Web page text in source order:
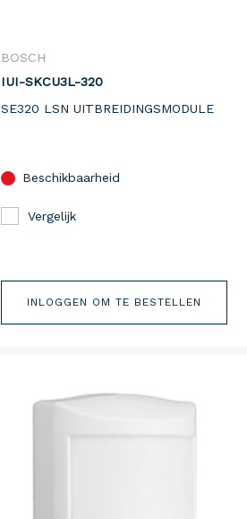
BOSCH
IUI-SKCU3L-320
SE320 LSN UITBREIDINGSMODULE
Beschikbaarheid
Vergelijk
INLOGGEN OM TE BESTELLEN